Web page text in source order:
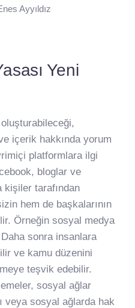
Ayyıldız
Yeni
içerik hakkında yorum
platformlara ilgi
bloglar ve
tarafından
hem de başkalarının
Örneğin sosyal medya
sonra insanlara
ve kamu düzenini
teşvik edebilir.
sosyal ağlar
veya sosyal ağlarda hak